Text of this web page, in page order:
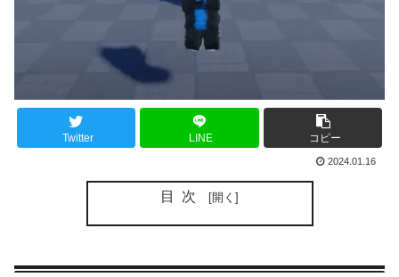
Twitter LINE コピー
2024.01.16
目次